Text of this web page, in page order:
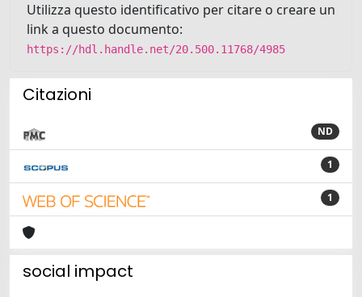
Utilizza questo identificativo per citare o creare un
link a questo documento:
https://hdl.handle.net/20.500.11768/4985
Citazioni
ND
1
1
social impact